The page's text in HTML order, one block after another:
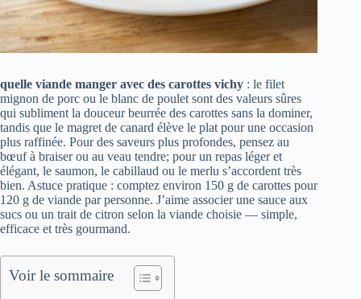
quelle viande manger avec des carottes vichy : le filet
mignon de porc ou le blanc de poulet sont des valeurs sûres
qui subliment la douceur beurrée des carottes sans la dominer,
tandis que le magret de canard élève le plat pour une occasion
plus raffinée. Pour des saveurs plus profondes, pensez au
bœuf à braiser ou au veau tendre; pour un repas léger et
élégant, le saumon, le cabillaud ou le merlu s’accordent très
bien. Astuce pratique : comptez environ 150 g de carottes pour
120 g de viande par personne. J’aime associer une sauce aux
sucs ou un trait de citron selon la viande choisie — simple,
efficace et très gourmand.
Voir le sommaire